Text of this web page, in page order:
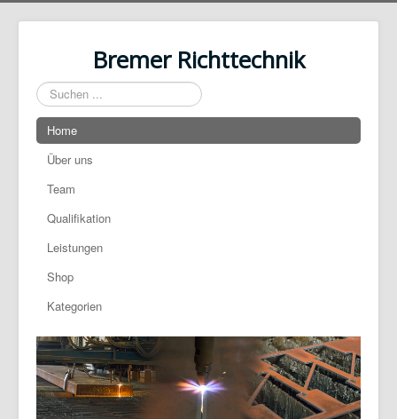
Bremer Richttechnik
Suchen
...
Home
Über uns
Team
Qualifikation
Leistungen
Shop
Kategorien